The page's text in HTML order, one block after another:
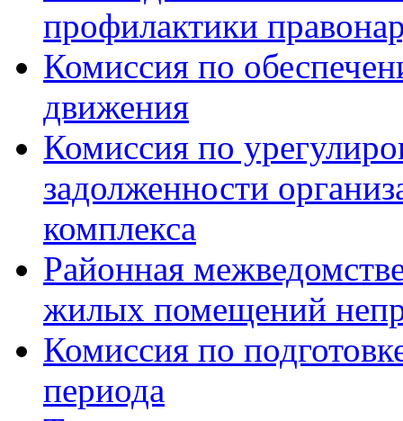
профилактики
Комиссия по
движения
Комиссия по
задолженности
комплекса
Районная
жилых помещений
Комиссия по
периода